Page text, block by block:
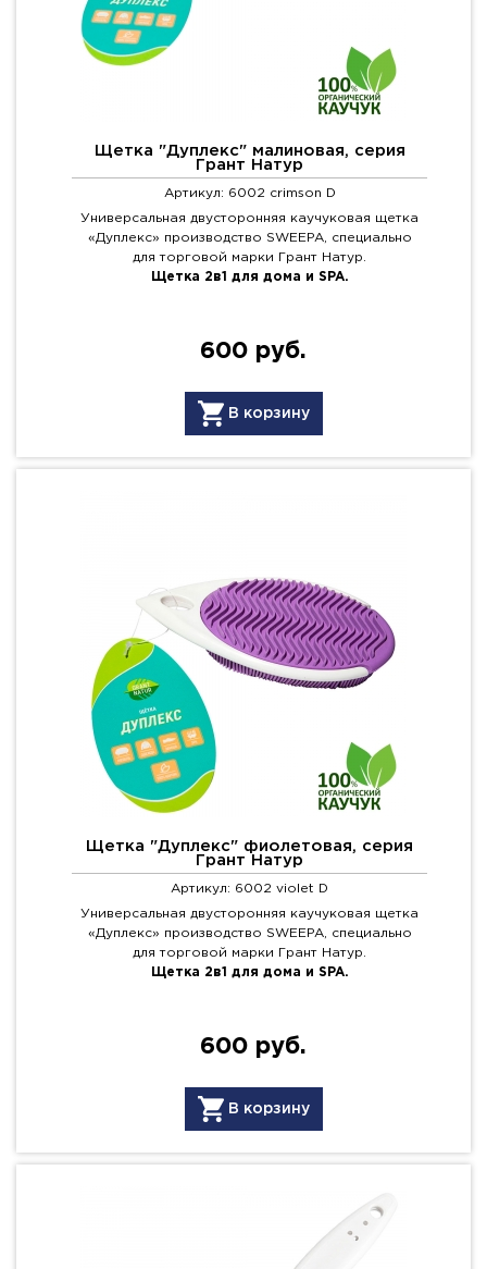
Щетка "Дуплекс" малиновая, серия
Грант Натур
Артикул: 6002 crimson D
Универсальная двусторонняя каучуковая щетка
«Дуплекс» производство SWEEPA, специально
для торговой марки Грант Натур.
Щетка 2в1 для дома и SPA.
600 руб.
В корзину
Щетка "Дуплекс" фиолетовая, серия
Грант Натур
Артикул: 6002 violet D
Универсальная двусторонняя каучуковая щетка
«Дуплекс» производство SWEEPA, специально
для торговой марки Грант Натур.
Щетка 2в1 для дома и SPA.
600 руб.
В корзину